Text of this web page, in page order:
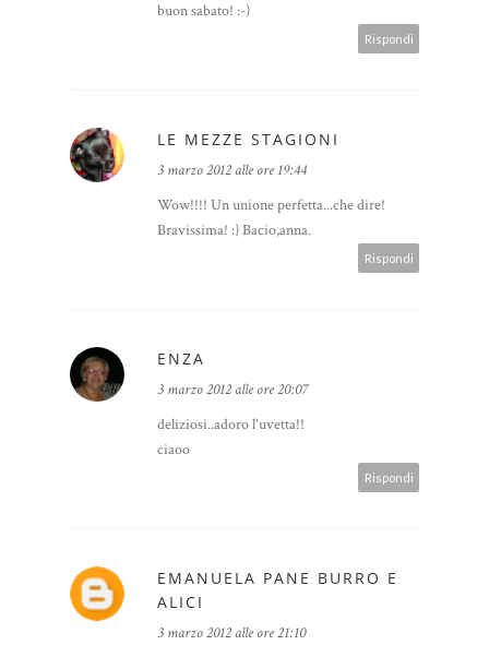
buon sabato! :-)
Rispondi
LE MEZZE STAGIONI
3 marzo 2012 alle ore 19:44
Wow!!!! Un unione perfetta...che dire!
Bravissima! :) Bacio,anna.
Rispondi
ENZA
3 marzo 2012 alle ore 20:07
deliziosi..adoro l'uvetta!!
ciaoo
Rispondi
EMANUELA PANE BURRO E
ALICI
3 marzo 2012 alle ore 21:10